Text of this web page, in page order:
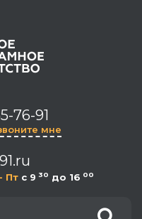
76-91
мне
- Пт c 9 30 до 16 00